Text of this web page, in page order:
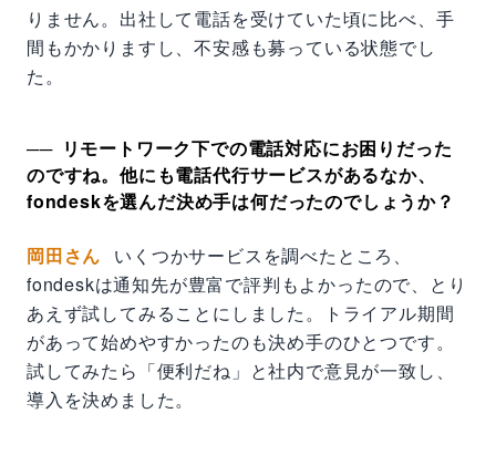
りません。出社して電話を受けていた頃に比べ、手
間もかかりますし、不安感も募っている状態でし
た。
リモートワーク下での電話対応にお困りだった
のですね。他にも電話代行サービスがあるなか、
fondeskを選んだ決め手は何だったのでしょうか？
岡田さん
いくつかサービスを調べたところ、
fondeskは通知先が豊富で評判もよかったので、とり
あえず試してみることにしました。トライアル期間
があって始めやすかったのも決め手のひとつです。
試してみたら「便利だね」と社内で意見が一致し、
導入を決めました。